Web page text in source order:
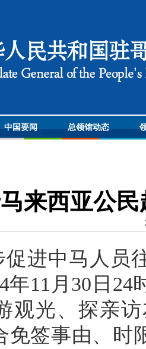
中国要闻 总领馆动态
来西亚公
促进中马人员
年11月30日
观光、探亲
免签事由、时